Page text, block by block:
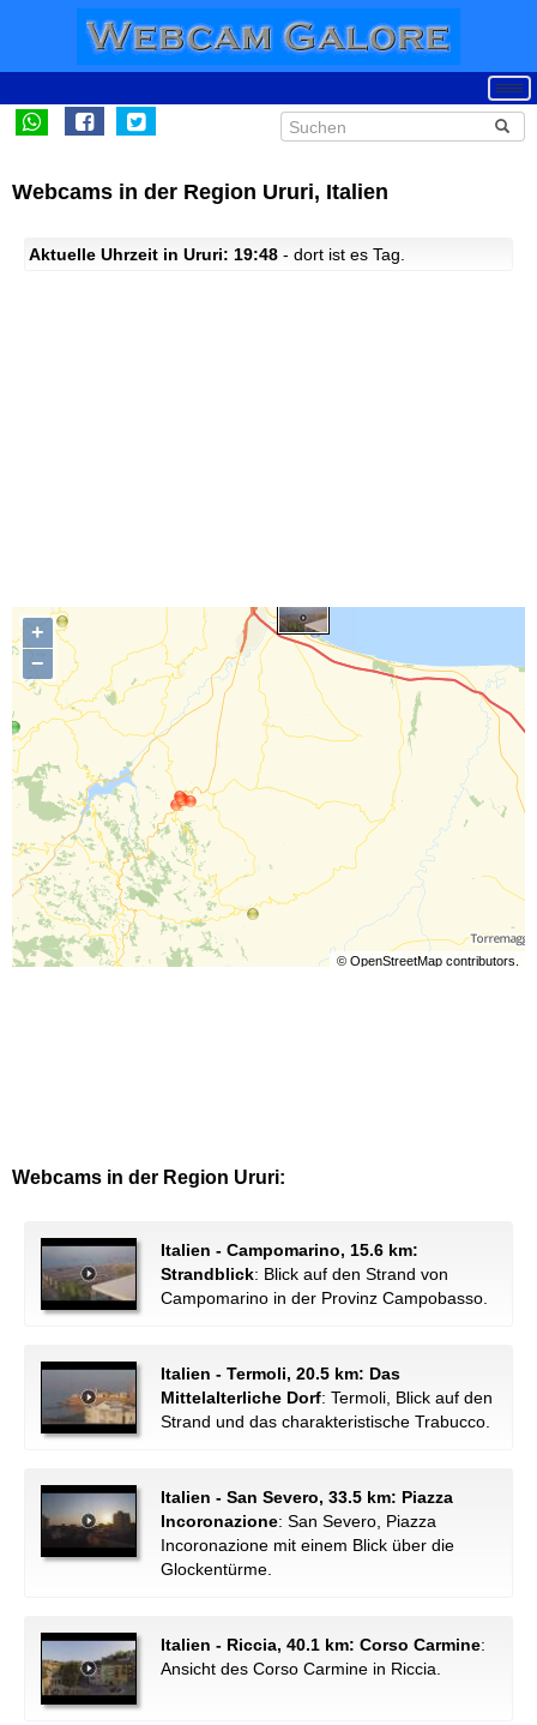
Webcams in der Region Ururi, Italien
Aktuelle Uhrzeit in Ururi: 19:48 - dort ist es Tag.
+
−
© OpenStreetMapcontributors.
Webcams in der Region Ururi:
Italien - Campomarino, 15.6 km:
Strandblick: Blick auf den Strand von
Campomarino in der Provinz Campobasso.
Italien - Termoli, 20.5 km: Das
Mittelalterliche Dorf: Termoli, Blick auf den
Strand und das charakteristische Trabucco.
Italien - San Severo, 33.5 km: Piazza
Incoronazione: San Severo, Piazza
Incoronazione mit einem Blick über die
Glockentürme.
Italien - Riccia, 40.1 km: Corso Carmine:
Ansicht des Corso Carmine in Riccia.